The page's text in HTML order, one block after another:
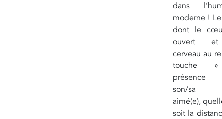
dans
moderne !
dont le
ouvert
cerveau au
touche
son/sa
aimé(e),
soit la